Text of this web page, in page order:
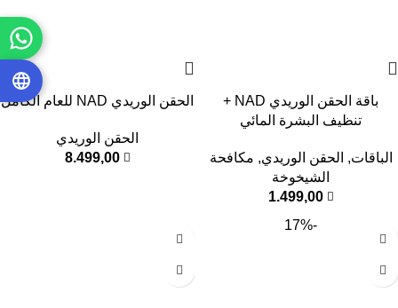
باقة الحقن الوريدي NAD +
تنظيف البشرة المائي
الباقات, الحقن الوريدي, مكافحة
الشيخوخة
1.499,00
الحقن الوريدي NAD للعام الكامل
الحقن الوريدي
8.499,00
-17%